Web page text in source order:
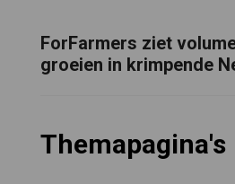
ForFarmers ziet
groeien in krimpende
Themapagina's